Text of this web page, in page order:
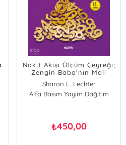
Nakit Akışı Ölçüm Çeyreği;
Zengin Baba'nın Mali
Özgürlük Rehberi
Sharon L. Lechter
Robert T. Kiyosaki
Alfa Basım Yayım Dağıtım
₺450,00